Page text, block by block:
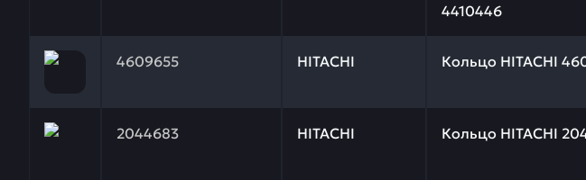
4410446
4609655 HITACHI Кольцо HITACHI
Заказывая запчасти у нас, вы получаете гарантию качества и
2044683 HITACHI Кольцо HITACHI
Заказывая запчасти у нас, вы получаете гарантию качества и